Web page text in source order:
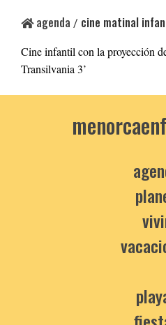
agenda / cine matinal
Cine infantil con la proyección
Transilvania 3’